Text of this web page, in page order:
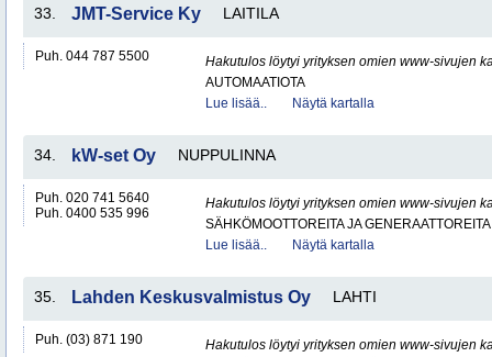
33. JMT-Service Ky LAITILA
Puh. 044 787 5500
Hakutulos löytyi yrityksen omien www-sivujen
AUTOMAATIOTA
Lue lisää..
Näytä kartalla
34. kW-set Oy NUPPULINNA
Puh. 020 741 5640
Puh. 0400 535 996
Hakutulos löytyi yrityksen omien www-sivujen
SÄHKÖMOOTTOREITA JA GENERAATTOREITA
Lue lisää..
Näytä kartalla
35. Lahden Keskusvalmistus Oy LAHTI
Puh. (03) 871 190
Hakutulos löytyi yrityksen omien www-sivujen